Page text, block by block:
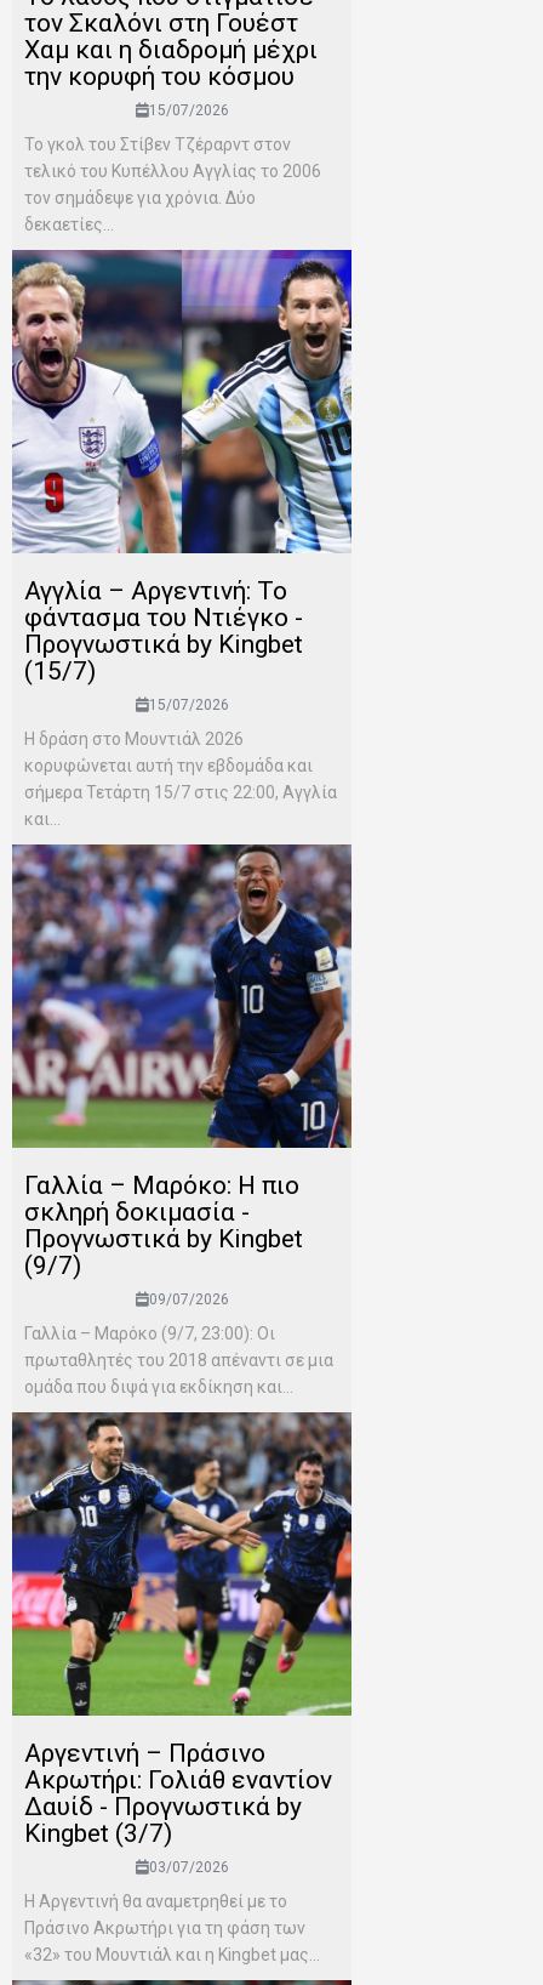
τον Σκαλόνι στη Γουέστ
Χαμ και η διαδρομή μέχρι
την κορυφή του κόσμου
15/07/2026
Το γκολ του Στίβεν Τζέραρντ στον
τελικό του Κυπέλλου Αγγλίας το 2006
τον σημάδεψε για χρόνια. Δύο
δεκαετίες...
Αγγλία – Αργεντινή: Το
φάντασμα του Ντιέγκο -
Προγνωστικά by Kingbet
(15/7)
15/07/2026
Η δράση στο Μουντιάλ 2026
κορυφώνεται αυτή την εβδομάδα και
σήμερα Τετάρτη 15/7 στις 22:00, Αγγλία
και...
Γαλλία – Μαρόκο: Η πιο
σκληρή δοκιμασία -
Προγνωστικά by Kingbet
(9/7)
09/07/2026
Γαλλία – Μαρόκο (9/7, 23:00): Οι
πρωταθλητές του 2018 απέναντι σε μια
ομάδα που διψά για εκδίκηση και...
Αργεντινή – Πράσινο
Ακρωτήρι: Γολιάθ εναντίον
Δαυίδ - Προγνωστικά by
Kingbet (3/7)
03/07/2026
Η Αργεντινή θα αναμετρηθεί με το
Πράσινο Ακρωτήρι για τη φάση των
«32» του Μουντιάλ και η Kingbet μας...